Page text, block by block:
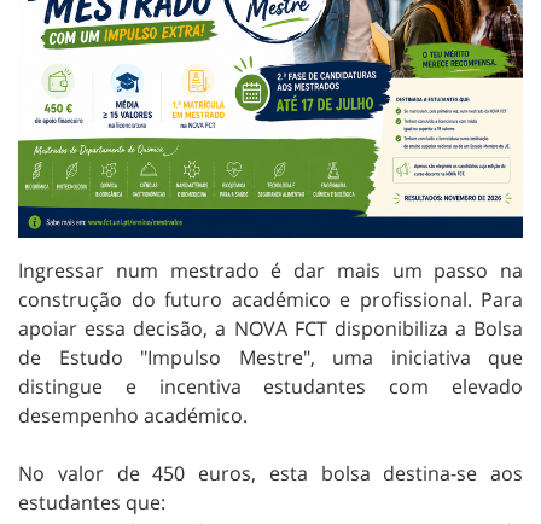
Ingressar num mestrado é dar mais um passo na
construção do futuro académico e profissional. Para
apoiar essa decisão, a NOVA FCT disponibiliza a Bolsa
de Estudo "Impulso Mestre", uma iniciativa que
distingue e incentiva estudantes com elevado
desempenho académico.
No valor de 450 euros, esta bolsa destina-se aos
estudantes que: